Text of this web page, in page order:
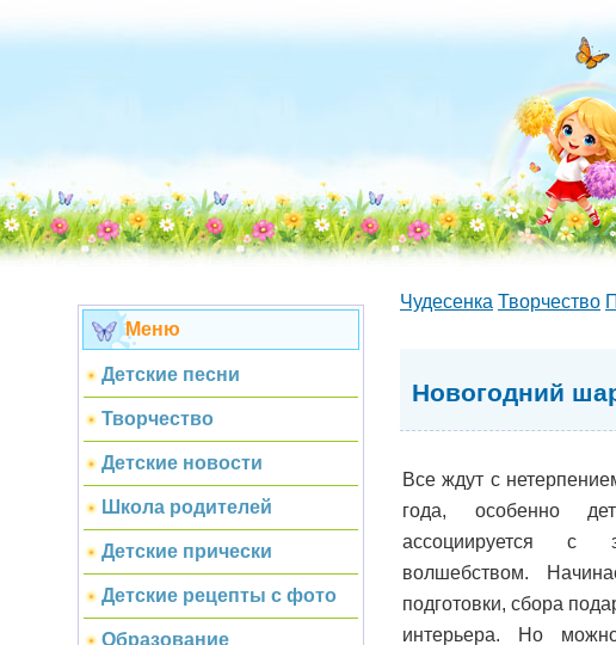
Меню
Детские песни
Творчество
Детские новости
Школа родителей
Детские прически
Детские рецепты с фото
Образование
Чудесенка Творчество
Новогодний
Все ждут с
года, особенно
ассоциируется с
волшебством.
подготовки, сбора
интерьера. Но